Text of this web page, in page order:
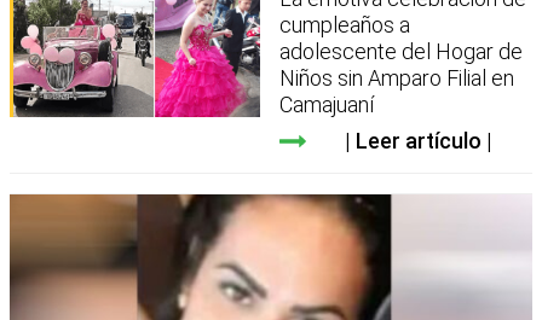
cumpleaños a
adolescente del Hogar de
Niños sin Amparo Filial en
Camajuaní
Leer artículo